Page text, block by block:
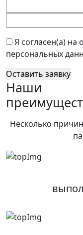
Я согласен(а) на
персональных
Оставить заявку
Наши
Несколько